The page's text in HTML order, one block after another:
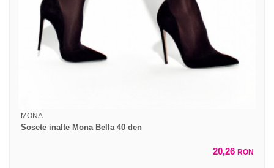
MONA
Sosete inalte Mona Bella 40 den
20,26 RON